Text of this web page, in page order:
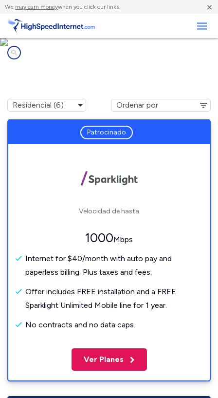
We may earn moneywhen you click our links. ×
Patrocinado
Velocidad de hasta
1000Mbps
Internet for $40/month with auto pay and
paperless billing. Plus taxes and fees.
Offer includes FREE installation and a FREE
Sparklight Unlimited Mobile line for 1 year.
No contracts and no data caps.
Ver Planes